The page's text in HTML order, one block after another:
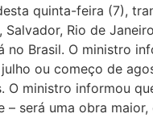
quinta-feira (7),
Salvador, Rio de
no Brasil. O ministro
ou começo de
O ministro informou
será uma obra